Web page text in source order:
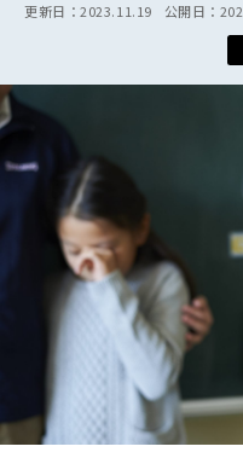
小学1年生
小学3年生
小学5年生
イベント
ニュース
そだち＆まなび
ワーク・ドリル
幼稚園・保育園
小学校
科学・プログラミ
教育・学習
こそだて生活
住まい
ファッション・美容
行事・イベント
トラブル
こそだてマンガ
更新日：2023.11.19 公開日：